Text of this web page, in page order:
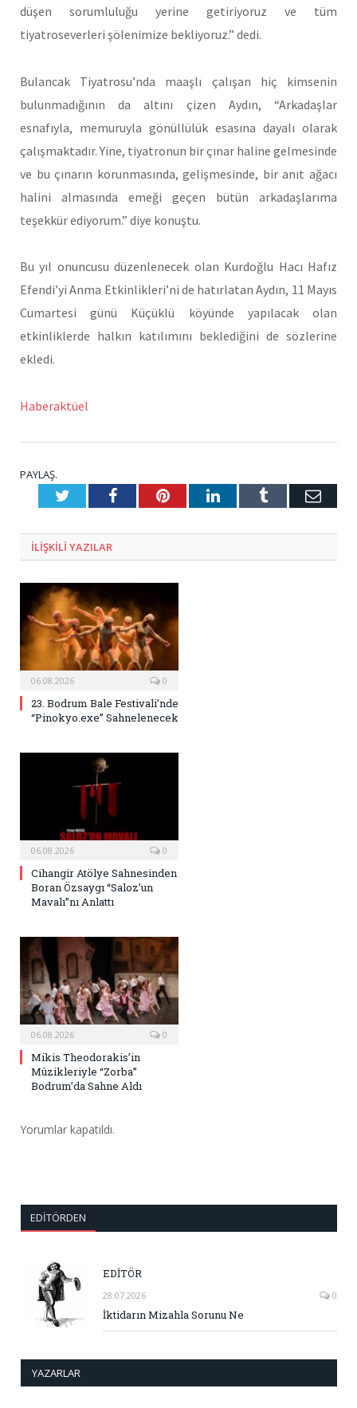
düşen sorumluluğu yerine getiriyoruz ve tüm
tiyatroseverleri şölenimize bekliyoruz.” dedi.
Bulancak Tiyatrosu’nda maaşlı çalışan hiç kimsenin
bulunmadığının da altını çizen Aydın, “Arkadaşlar
esnafıyla, memuruyla gönüllülük esasına dayalı olarak
çalışmaktadır. Yine, tiyatronun bir çınar haline gelmesinde
ve bu çınarın korunmasında, gelişmesinde, bir anıt ağacı
halini almasında emeği geçen bütün arkadaşlarıma
teşekkür ediyorum.” diye konuştu.
Bu yıl onuncusu düzenlenecek olan Kurdoğlu Hacı Hafız
Efendi’yi Anma Etkinlikleri’ni de hatırlatan Aydın, 11 Mayıs
Cumartesi günü Küçüklü köyünde yapılacak olan
etkinliklerde halkın katılımını beklediğini de sözlerine
ekledi.
Haberaktüel
PAYLAŞ.
TwitterFacebookPinterestLinkedInTumblr E-
ILIŞKILI YAZILAR
06.08.2026 0
23. Bodrum Bale Festivali’nde
“Pinokyo.exe” Sahnelenecek
06.08.2026 0
Cihangir Atölye Sahnesinden
Boran Özsaygı “Saloz’un
Mavalı”nı Anlattı
06.08.2026 0
Mikis Theodorakis’in
Müzikleriyle “Zorba”
Bodrum’da Sahne Aldı
Yorumlar kapatıldı.
EDITÖRDEN
EDİTÖR
28.07.2026 0
İktidarın Mizahla Sorunu Ne
YAZARLAR